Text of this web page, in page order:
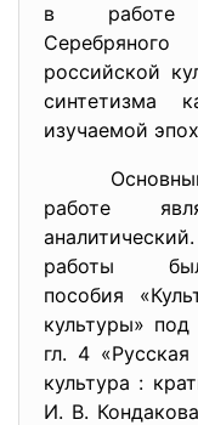
в
российской
синтетизма
изучаемой
Основными
работе
работы
пособия
культуры»
гл. 4 «Русская
культура :
И. В.